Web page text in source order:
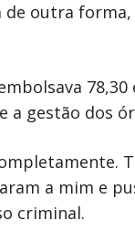
outra forma,
gestão dos
a mim e
criminal.